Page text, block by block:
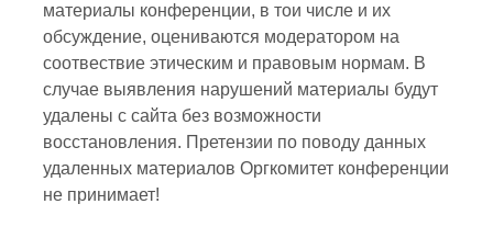
материалы конференции, в тои числе и их
обсуждение, оцениваются модератором на
соотвествие этическим и правовым нормам. В
случае выявления нарушений материалы будут
удалены с сайта без возможности
восстановления. Претензии по поводу данных
удаленных материалов Оргкомитет конференции
не принимает!